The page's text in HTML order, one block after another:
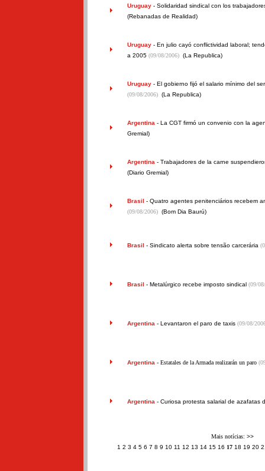
Uruguay- Solidaridad sindical con los
(Rebanadas de Realidad)
Uruguay- En julio cayó conflictividad laboral;
a 2005 (09/08/2006) (La Republica)
Uruguay- El gobierno fijó el salario mínimo del
(09/08/2006) (La Republica)
Argentina - La CGT firmó un convenio con la
Gremial)
Argentina - Trabajadores de la carne
(Diario Gremial)
Brasil - Quatro agentes penitenciários recebem
(09/08/2006) (Bom Dia Baurú)
Brasil - Sindicato alerta sobre tensão carcerária
Brasil - Metalúrgico recebe imposto sindical (09/
Argentina - Levantaron el paro de taxis (09/08/
Argentina - Estatales de la Armada realizarán un paro
Argentina - Curiosa protesta salarial de azafatas
Mais notícias: >>
1 2 3 4 5 6 7 8 9 10 11 12 13 14 15 16 17 18 19 20